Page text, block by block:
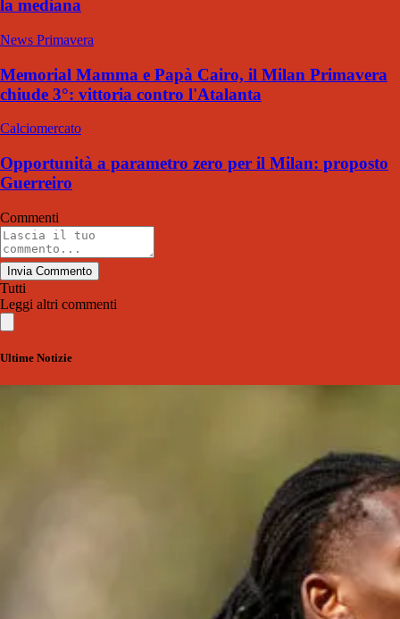
la mediana
News Primavera
Memorial Mamma e Papà Cairo, il Milan Primavera
chiude 3°: vittoria contro l'Atalanta
Calciomercato
Opportunità a parametro zero per il Milan: proposto
Guerreiro
Commenti
Invia Commento
Tutti
Leggi altri commenti
Ultime Notizie